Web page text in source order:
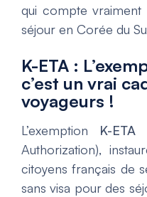
qui compte
séjour en Corée du
K-ETA :
c’est un vrai
voyageurs !
L’exemption K-ETA
Authorization),
citoyens français de
sans visa pour des